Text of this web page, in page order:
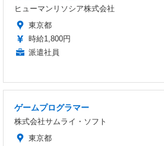
ヒューマンリソシア株式会社
東京都
時給1,800円
派遣社員
ゲームプログラマー
株式会社サムライ・ソフト
東京都